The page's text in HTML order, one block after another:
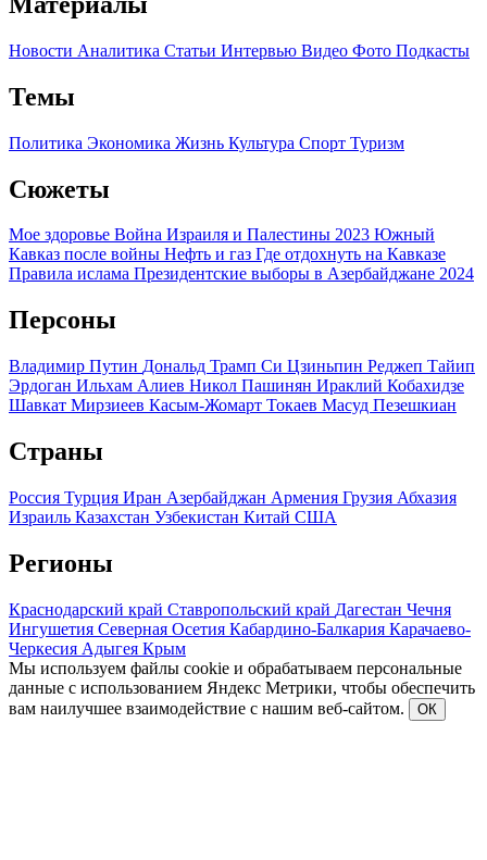
Новости Аналитика Статьи Интервью Видео Фото Подкасты
Темы
Политика Экономика Жизнь Культура Спорт Туризм
Сюжеты
Мое здоровье Война Израиля и Палестины 2023 Южный
Кавказ после войны Нефть и газ Где отдохнуть на Кавказе
Правила ислама Президентские выборы в Азербайджане 2024
Персоны
Владимир Путин Дональд Трамп Си Цзиньпин Реджеп Тайип
Эрдоган Ильхам Алиев Никол Пашинян Ираклий Кобахидзе
Шавкат Мирзиеев Касым-Жомарт Токаев Масуд Пезешкиан
Страны
Россия Турция Иран Азербайджан Армения Грузия Абхазия
Израиль Казахстан Узбекистан Китай США
Регионы
Краснодарский край Ставропольский край Дагестан Чечня
Ингушетия Северная Осетия Кабардино-Балкария Карачаево-
Черкесия Адыгея Крым
Мы используем файлы cookie и обрабатываем персональные
данные с использованием Яндекс Метрики, чтобы обеспечить
вам наилучшее взаимодействие с нашим веб-сайтом.
ОК